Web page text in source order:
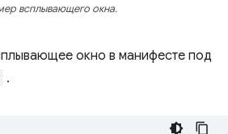
всплывающего окна.
окно в манифесте под
.